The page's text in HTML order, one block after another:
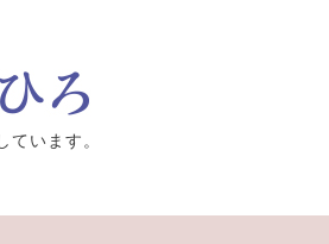
います。